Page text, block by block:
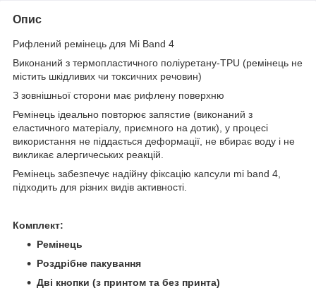
Опис
Рифлений ремінець для Mi Band 4
Виконаний з термопластичного поліуретану-TPU (ремінець не
містить шкідливих чи токсичних речовин)
З зовнішньої сторони має рифлену поверхню
Ремінець ідеально повторює запястие (виконаний з
еластичного матеріалу, приємного на дотик), у процесі
використання не піддається деформації, не вбирає воду і не
викликає алергичеських реакцій.
Ремінець забезпечує надійну фіксацію капсули mi band 4,
підходить для різних видів активності.
Комплект:
Ремінець
Роздрібне пакування
Дві кнопки (з принтом та без принта)